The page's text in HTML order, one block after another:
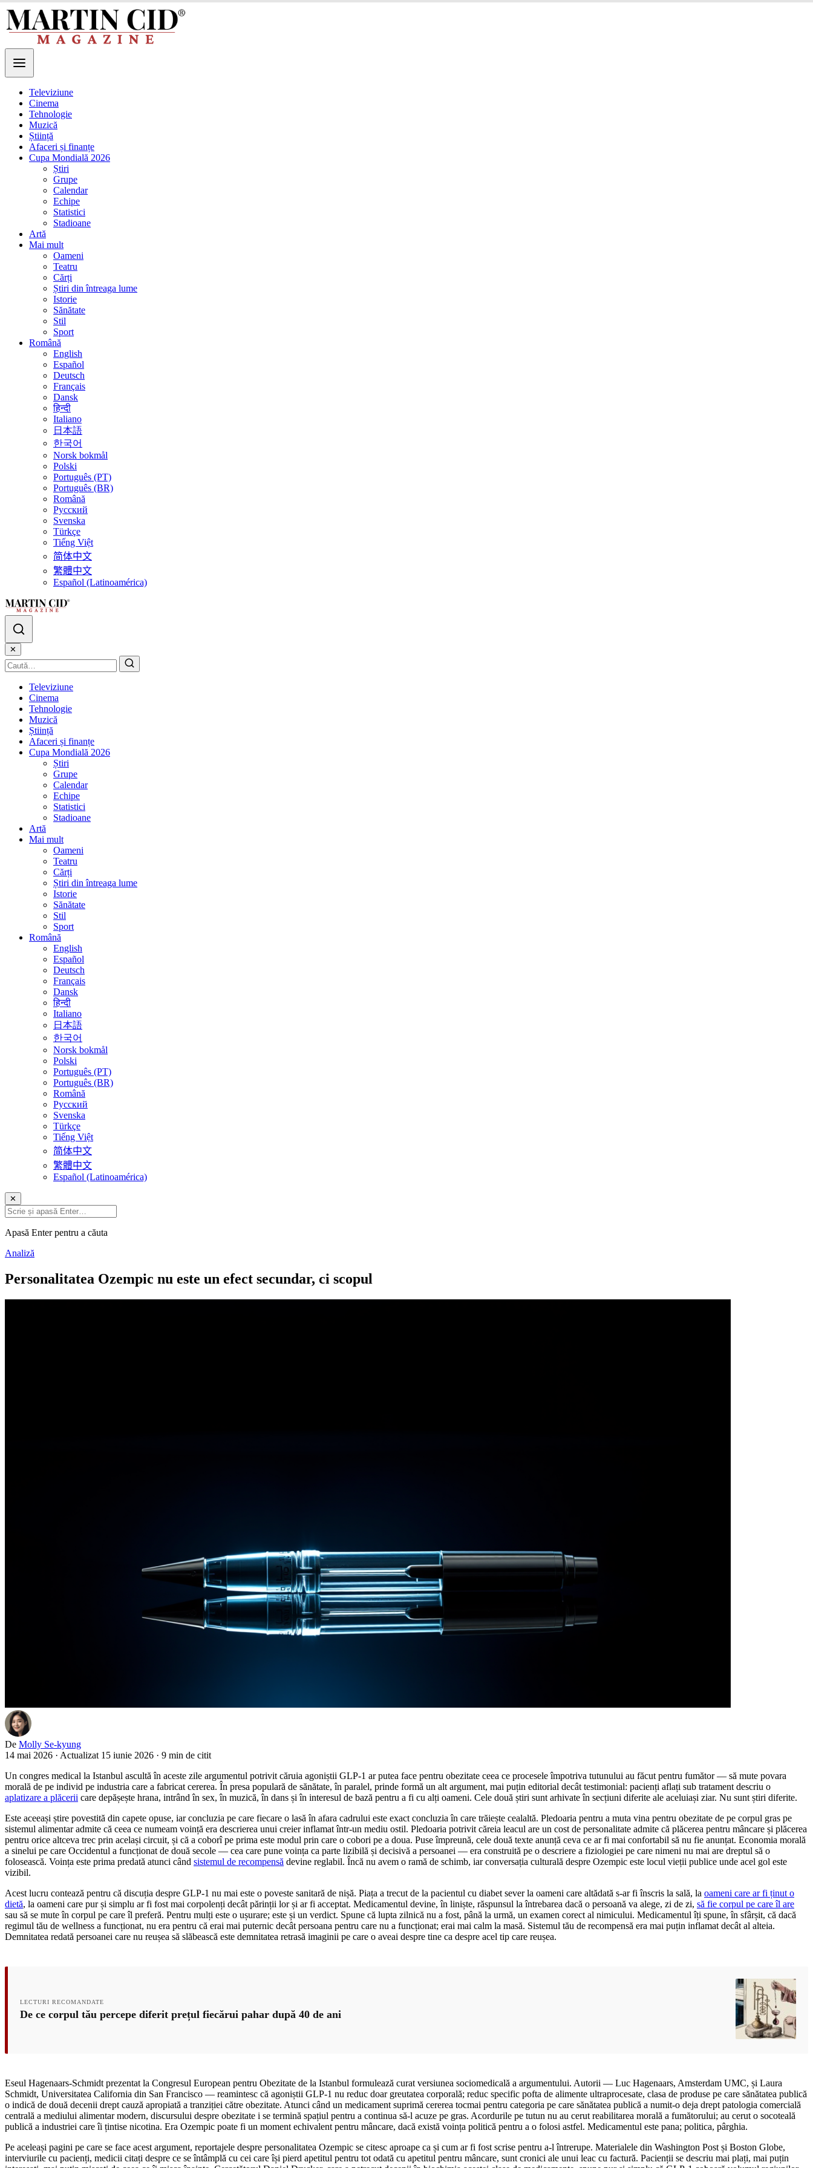
Televiziune
Cinema
Tehnologie
Muzică
Știință
Afaceri și finanțe
Cupa Mondială 2026
Știri
Grupe
Calendar
Echipe
Statistici
Stadioane
Artă
Mai mult
Oameni
Teatru
Cărți
Știri din întreaga lume
Istorie
Sănătate
Stil
Sport
Română
English
Español
Deutsch
Français
Dansk
हिन्दी
Italiano
日本語
한국어
Norsk bokmål
Polski
Português (PT)
Português (BR)
Română
Русский
Svenska
Türkçe
Tiếng Việt
简体中文
繁體中文
Español (Latinoamérica)
✕
Televiziune
Cinema
Tehnologie
Muzică
Știință
Afaceri și finanțe
Cupa Mondială 2026
Știri
Grupe
Calendar
Echipe
Statistici
Stadioane
Artă
Mai mult
Oameni
Teatru
Cărți
Știri din întreaga lume
Istorie
Sănătate
Stil
Sport
Română
English
Español
Deutsch
Français
Dansk
हिन्दी
Italiano
日本語
한국어
Norsk bokmål
Polski
Português (PT)
Português (BR)
Română
Русский
Svenska
Türkçe
Tiếng Việt
简体中文
繁體中文
Español (Latinoamérica)
✕
Apasă Enter pentru a căuta
Analiză
Personalitatea Ozempic nu este un efect secundar, ci scopul
De Molly Se-kyung
14 mai 2026 · Actualizat 15 iunie 2026 · 9 min de citit
Un congres medical la Istanbul ascultă în aceste zile argumentul potrivit căruia agoniștii GLP-1 ar putea face pentru obezitate ceea ce procesele împotriva tutunului au făcut pentru fumător — să mute povara
morală de pe individ pe industria care a fabricat cererea. În presa populară de sănătate, în paralel, prinde formă un alt argument, mai puțin editorial decât testimonial: pacienți aflați sub tratament descriu o
aplatizare a plăcerii care depășește hrana, intrând în sex, în muzică, în dans și în interesul de bază pentru a fi cu alți oameni. Cele două știri sunt arhivate în secțiuni diferite ale aceluiași ziar. Nu sunt știri diferite.
Este aceeași știre povestită din capete opuse, iar concluzia pe care fiecare o lasă în afara cadrului este exact concluzia în care trăiește cealaltă. Pledoaria pentru a muta vina pentru obezitate de pe corpul gras pe
sistemul alimentar admite că ceea ce numeam voință era descrierea unui creier inflamat într-un mediu ostil. Pledoaria potrivit căreia leacul are un cost de personalitate admite că plăcerea pentru mâncare și plăcerea
pentru orice altceva trec prin același circuit, și că a coborî pe prima este modul prin care o cobori pe a doua. Puse împreună, cele două texte anunță ceva ce ar fi mai confortabil să nu fie anunțat. Economia morală
a sinelui pe care Occidentul a funcționat de două secole — cea care pune voința ca parte lizibilă și decisivă a persoanei — era construită pe o descriere a fiziologiei pe care nimeni nu mai are dreptul să o
folosească. Voința este prima predată atunci când sistemul de recompensă devine reglabil. Încă nu avem o ramă de schimb, iar conversația culturală despre Ozempic este locul vieții publice unde acel gol este
vizibil.
Acest lucru contează pentru că discuția despre GLP-1 nu mai este o poveste sanitară de nișă. Piața a trecut de la pacientul cu diabet sever la oameni care altădată s-ar fi înscris la sală, la oameni care ar fi ținut o
dietă, la oameni care pur și simplu ar fi fost mai corpolenți decât părinții lor și ar fi acceptat. Medicamentul devine, în liniște, răspunsul la întrebarea dacă o persoană va alege, zi de zi, să fie corpul pe care îl are
sau să se mute în corpul pe care îl preferă. Pentru mulți este o ușurare; este și un verdict. Spune că lupta zilnică nu a fost, până la urmă, un examen corect al nimicului. Medicamentul îți spune, în sfârșit, că dacă
regimul tău de wellness a funcționat, nu era pentru că erai mai puternic decât persoana pentru care nu a funcționat; erai mai calm la masă. Sistemul tău de recompensă era mai puțin inflamat decât al alteia.
Demnitatea redată persoanei care nu reușea să slăbească este demnitatea retrasă imaginii pe care o aveai despre tine ca despre acel tip care reușea.
LECTURI RECOMANDATE
De ce corpul tău percepe diferit prețul fiecărui pahar după 40 de ani
Eseul Hagenaars-Schmidt prezentat la Congresul European pentru Obezitate de la Istanbul formulează curat versiunea sociomedicală a argumentului. Autorii — Luc Hagenaars, Amsterdam UMC, și Laura
Schmidt, Universitatea California din San Francisco — reamintesc că agoniștii GLP-1 nu reduc doar greutatea corporală; reduc specific pofta de alimente ultraprocesate, clasa de produse pe care sănătatea publică
o indică de două decenii drept cauză apropiată a tranziției către obezitate. Atunci când un medicament suprimă cererea tocmai pentru categoria pe care sănătatea publică a numit-o deja drept patologia comercială
centrală a mediului alimentar modern, discursului despre obezitate i se termină spațiul pentru a continua să-l acuze pe gras. Acordurile pe tutun nu au cerut reabilitarea morală a fumătorului; au cerut o socoteală
publică a industriei care îi țintise nicotina. Era Ozempic poate fi un moment echivalent pentru mâncare, dacă există voința politică pentru a o folosi astfel. Medicamentul este pana; politica, pârghia.
Pe aceleași pagini pe care se face acest argument, reportajele despre personalitatea Ozempic se citesc aproape ca și cum ar fi fost scrise pentru a-l întrerupe. Materialele din Washington Post și Boston Globe,
interviurile cu pacienți, medicii citați despre ce se întâmplă cu cei care își pierd apetitul pentru tot odată cu apetitul pentru mâncare, sunt cronici ale unui leac cu factură. Pacienții se descriu mai plați, mai puțin